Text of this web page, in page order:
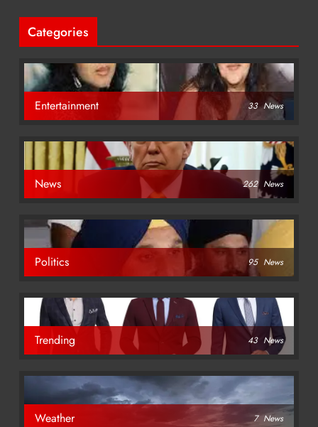
Categories
Entertainment 33 News
News 262 News
Politics 95 News
Trending 43 News
Weather 7 News